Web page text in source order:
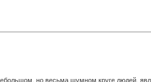
но весьма шумном круге людей,